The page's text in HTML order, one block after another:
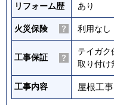
リフォーム歴 あり
火災保険 利用なし
工事保証
テイガ
取り付
工事内容 屋根工事